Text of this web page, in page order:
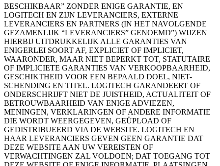
BESCHIKBAAR” ZONDER ENIGE GARANTIE, EN
LOGITECH EN ZIJN LEVERANCIERS, EXTERNE
LEVERANCIERS EN PARTNERS (IN HET NAVOLGENDE
GEZAMENLIJK “LEVERANCIERS” GENOEMD”) WIJZEN
HIERBIJ UITDRUKKELIJK ALLE GARANTIES VAN
ENIGERLEI SOORT AF, EXPLICIET OF IMPLICIET,
WAARONDER, MAAR NIET BEPERKT TOT, STATUTAIRE
OF IMPLICIETE GARANTIES VAN VERKOOPBAARHEID,
GESCHIKTHEID VOOR EEN BEPAALD DOEL, NIET-
SCHENDING EN TITEL. LOGITECH GARANDEERT OF
ONDERSCHRIJFT NIET DE JUISTHEID, ACTUALITEIT OF
BETROUWBAARHEID VAN ENIGE ADVIEZEN,
MENINGEN, VERKLARINGEN OF ANDERE INFORMATIE
DIE WORDT WEERGEGEVEN, GEÜPLOAD OF
GEDISTRIBUEERD VIA DE WEBSITE. LOGITECH EN
HAAR LEVERANCIERS GEVEN GEEN GARANTIE DAT
DEZE WEBSITE AAN UW VEREISTEN OF
VERWACHTINGEN ZAL VOLDOEN; DAT TOEGANG TOT